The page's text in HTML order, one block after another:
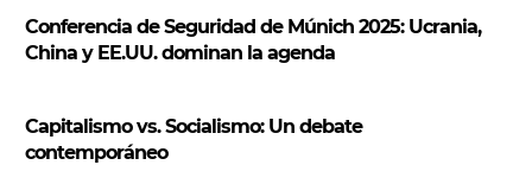
s
c
r
Conferencia de Seguridad de Múnich 2025: Ucrania,
China y EE.UU. dominan la agenda
Capitalismo vs. Socialismo: Un debate
contemporáneo